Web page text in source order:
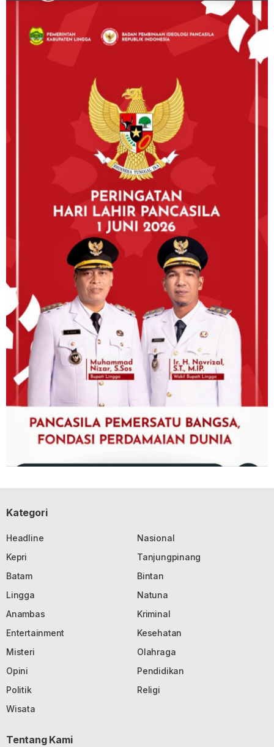
Kategori
Headline
Nasional
Kepri
Tanjungpinang
Batam
Bintan
Lingga
Natuna
Anambas
Kriminal
Entertainment
Kesehatan
Misteri
Olahraga
Opini
Pendidikan
Politik
Religi
Wisata
Tentang Kami